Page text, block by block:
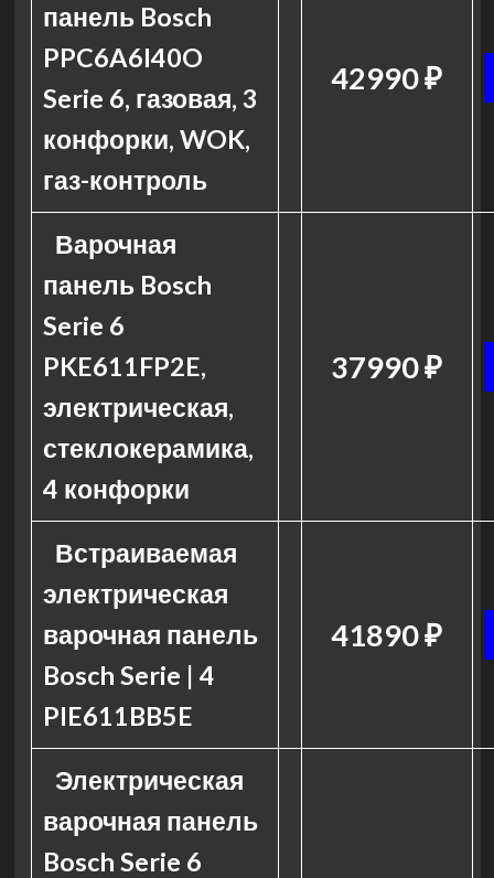
панель Bosch
PPC6A6I40O
Serie 6, газовая, 3
конфорки, WOK,
газ-контроль
42990 ₽
Варочная
панель Bosch
Serie 6
PKE611FP2E,
электрическая,
стеклокерамика,
4 конфорки
37990 ₽
Встраиваемая
электрическая
варочная панель
Bosch Serie | 4
PIE611BB5E
41890 ₽
Электрическая
варочная панель
Bosch Serie 6